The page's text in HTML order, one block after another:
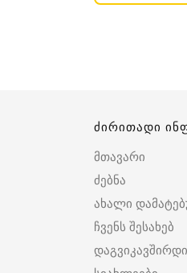
ძირითადი
მთავარი
ძებნა
ახალი
ჩვენს შესახებ